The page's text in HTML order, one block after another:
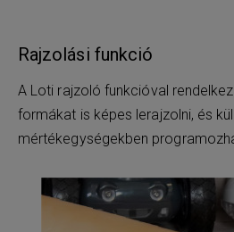
Rajzolási funkció
A Loti rajzoló funkcióval
formákat is képes lerajzolni, és
mértékegységekben